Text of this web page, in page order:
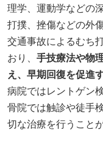
理学、運動学などの
打撲、挫傷などの外
交通事故によるむち
おり、 手技療法や物
え、早期回復を促進
病院ではレントゲン
骨院では触診や徒手
切な治療を行うこと